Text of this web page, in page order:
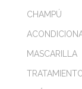
CHAMPÚ
MASCARILLA